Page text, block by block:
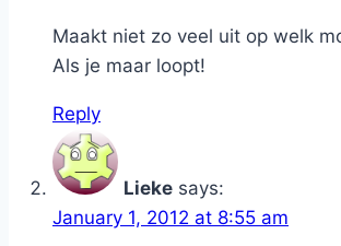
Maakt niet zo veel uit op welk
Als je maar loopt!
Reply
Lieke says:
January 1, 2012 at 8:55 am